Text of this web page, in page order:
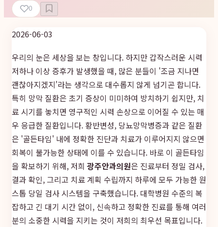
0
2026-06-03
우리의 눈은 세상을 보는 창입니다. 하지만 갑작스러운 시력
저하나 이상 증후가 발생했을 때, 많은 분들이 '조금 지나면
괜찮아지겠지'라는 생각으로 대수롭지 않게 넘기곤 합니다.
특히 망막 질환은 초기 증상이 미미하여 방치하기 쉽지만, 치
료 시기를 놓치면 영구적인 시력 손상으로 이어질 수 있는 매
우 응급한 질환입니다. 황반변성, 당뇨망막병증과 같은 질환
은 '골든타임' 내에 정확한 진단과 치료가 이루어지지 않으면
회복이 불가능한 상태에 이를 수 있습니다. 바로 이 골든타임
을 확보하기 위해, 저희광주안과의원은 진료부터 정밀 검사,
결과 확인, 그리고 치료 계획 수립까지 하루에 모두 가능한 원
스톱 당일 검사 시스템을 구축했습니다. 대학병원 수준의 복
잡하고 긴 대기 시간 없이, 신속하고 정확한 진료를 통해 여러
분의 소중한 시력을 지키는 것이 저희의 최우선 목표입니다.